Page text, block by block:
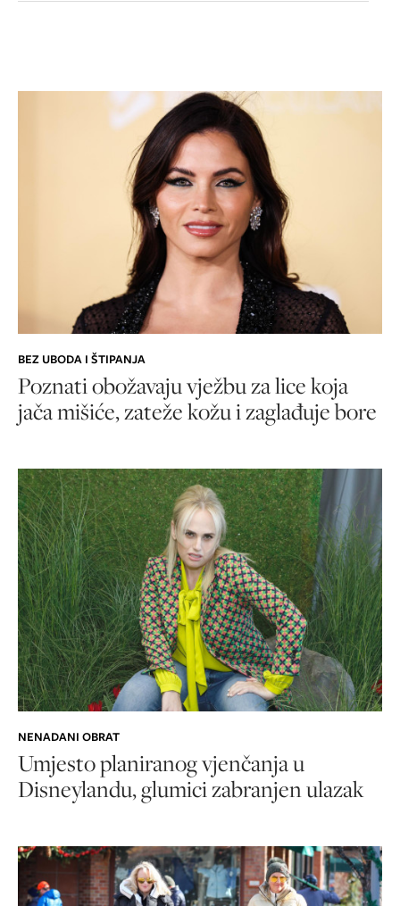
BEZ UBODA I ŠTIPANJA
Poznati obožavaju vježbu za lice koja
jača mišiće, zateže kožu i zaglađuje bore
NENADANI OBRAT
Umjesto planiranog vjenčanja u
Disneylandu, glumici zabranjen ulazak